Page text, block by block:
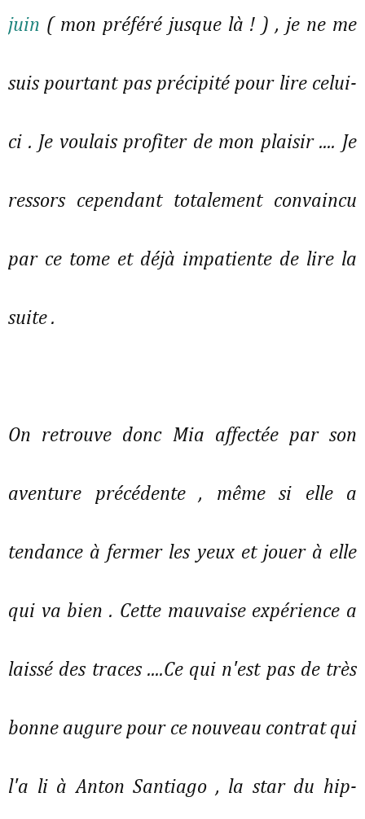
juin ( mon préféré jusque là ! ) , je ne me
suis pourtant pas précipité pour lire celui-
ci . Je voulais profiter de mon plaisir .... Je
ressors cependant totalement convaincu
par ce tome et déjà impatiente de lire la
suite .
On retrouve donc Mia affectée par son
aventure précédente , même si elle a
tendance à fermer les yeux et jouer à elle
qui va bien . Cette mauvaise expérience a
laissé des traces ....Ce qui n'est pas de très
bonne augure pour ce nouveau contrat qui
l'a li à Anton Santiago , la star du hip-